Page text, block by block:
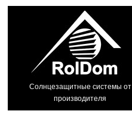
Солнцезащитные системы от
производителя